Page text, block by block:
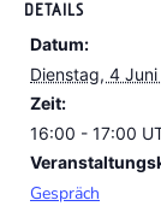
DETAILS
Datum:
Dienstag, 4
Zeit:
16:00 - 17:00
Gespräch